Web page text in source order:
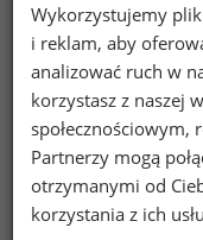
Chcesz
Wykorzystujemy
i reklam, aby
analizować ruch w
korzystasz z naszej
Partnerzy mogą
otrzymanymi od
korzystania z ich